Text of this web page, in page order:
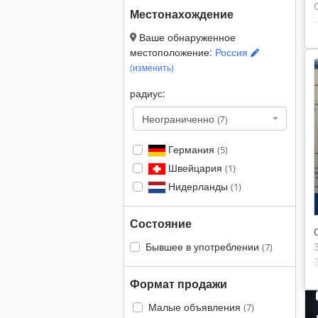
Местонахождение
Ваше обнаруженное
местоположение: Россия
(изменить)
радиус:
Неограниченно (7)
Германия (5)
Швейцария (1)
Нидерланды (1)
Состояние
Бывшее в употреблении (7)
Формат продажи
Малые объявления (7)